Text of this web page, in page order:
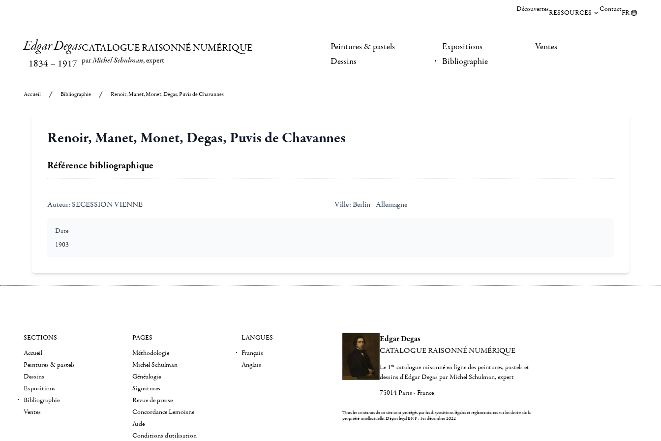
DécouvertesRESSOURCES ContactFR
Edgar Degas
1834– 1917
CATALOGUE RAISONNÉ NUMÉRIQUE
parMichel Schulman, expert
Peintures & pastels
Dessins
Expositions
Bibliographie
Ventes
Accueil Bibliographie Renoir, Manet, Monet, Degas, Puvis de Chavannes
Renoir, Manet, Monet, Degas, Puvis de Chavannes
Référence bibliographique
Auteur: SECESSION VIENNE Ville: Berlin - Allemagne
Date
1903
Edgar Degas
CATALOGUE RAISONNÉ NUMÉRIQUE
Le 1er catalogue raisonné en ligne des peintures, pastels et
dessins d'Edgar Degas par Michel Schulman, expert
75014 Paris - France
Tous les contenus de ce site sont protégés par les dispositions légales et réglementaires sur les droits de la
propriété intellectuelle.Dépot légal BNF : 1er décembre 2022
SECTIONS
Accueil
Peintures & pastels
Dessins
Expositions
Bibliographie
Ventes
PAGES
Méthodologie
Michel Schulman
Généalogie
Signatures
Revue de presse
Concordance Lemoisne
Aide
Conditions d'utilisation
LANGUES
Français
Anglais